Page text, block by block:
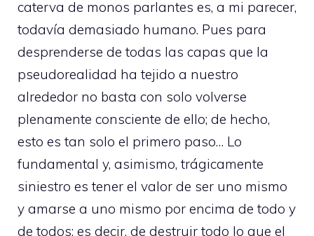
caterva de monos parlantes es, a mi parecer,
todavía demasiado humano. Pues para
desprenderse de todas las capas que la
pseudorealidad ha tejido a nuestro
alrededor no basta con solo volverse
plenamente consciente de ello; de hecho,
esto es tan solo el primero paso… Lo
fundamental y, asimismo, trágicamente
siniestro es tener el valor de ser uno mismo
y amarse a uno mismo por encima de todo y
de todos; es decir, de destruir todo lo que el